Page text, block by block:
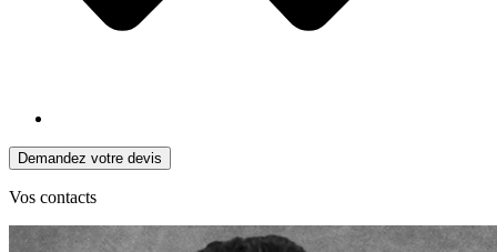
Demandez votre devis
Vos contacts